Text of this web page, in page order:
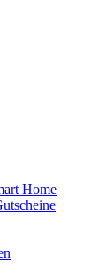
Home